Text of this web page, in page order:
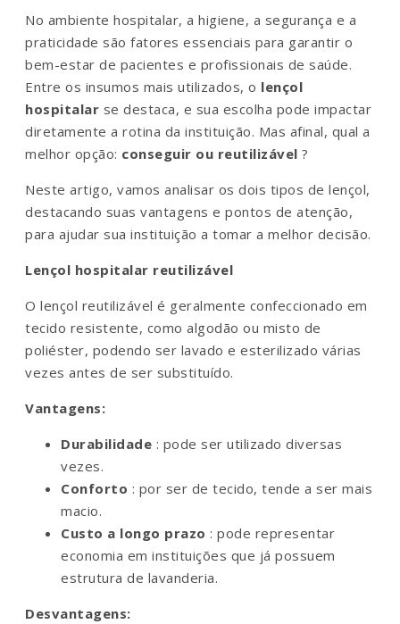
No ambiente hospitalar, a higiene, a segurança e a
praticidade são fatores essenciais para garantir o
bem-estar de pacientes e profissionais de saúde.
Entre os insumos mais utilizados, o lençol
hospitalar se destaca, e sua escolha pode impactar
diretamente a rotina da instituição. Mas afinal, qual a
melhor opção: conseguir ou reutilizável ?
Neste artigo, vamos analisar os dois tipos de lençol,
destacando suas vantagens e pontos de atenção,
para ajudar sua instituição a tomar a melhor decisão.
Lençol hospitalar reutilizável
O lençol reutilizável é geralmente confeccionado em
tecido resistente, como algodão ou misto de
poliéster, podendo ser lavado e esterilizado várias
vezes antes de ser substituído.
Vantagens:
Durabilidade : pode ser utilizado diversas
vezes.
Conforto : por ser de tecido, tende a ser mais
macio.
Custo a longo prazo : pode representar
economia em instituições que já possuem
estrutura de lavanderia.
Desvantagens: